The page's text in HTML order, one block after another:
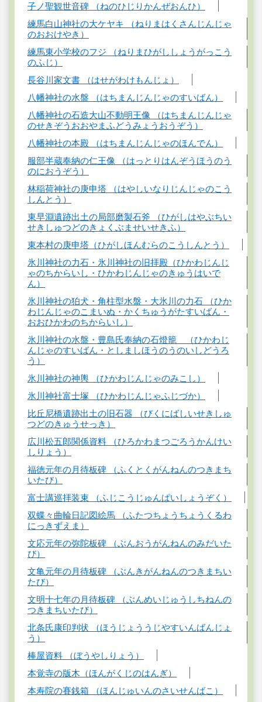
子ノ聖観世音碑 （ねのひじりかんぜおんひ）
練馬白山神社の大ケヤキ （ねりまはくさんじんじゃ
のおおけやき）
練馬東小学校のフジ （ねりまひがししょうがっこう
のふじ）
長谷川家文書 （はせがわけもんじょ）
八幡神社の水盤 （はちまんじんじゃのすいばん）
八幡神社の石造大山不動明王像 （はちまんじんじゃ
のせきぞうおおやまふどうみょうおうぞう）
八幡神社の本殿 （はちまんじんじゃのほんでん）
服部半蔵奉納の仁王像 （はっとりはんぞうほうのう
のにおうぞう）
林稲荷神社の庚申塔 （はやしいなりじんじゃのこう
しんとう）
東早淵遺跡出土の局部磨製石斧 （ひがしはやぶちい
せきしゅつどのきょくぶませいせきふ）
東本村の庚申塔（ひがしほんむらのこうしんとう）
氷川神社の力石・氷川神社の旧拝殿（ひかわじんじ
ゃのちからいし・ひかわじんじゃのきゅうはいで
ん）
氷川神社の狛犬・角柱型水盤・大氷川の力石 （ひか
わじんじゃのこまいぬ・かくちゅうがたすいばん・
おおひかわのちからいし）
氷川神社の水盤・豊島氏奉納の石燈籠 （ひかわじ
んじゃのすいばん・としましほうのうのいしどうろ
う）
氷川神社の神輿 （ひかわじんじゃのみこし）
氷川神社富士塚 （ひかわじんじゃふじづか）
比丘尼橋遺跡出土の旧石器 （びくにばしいせきしゅ
つどのきゅうせっき）
広川松五郎関係資料 （ひろかわまつごろうかんけい
しりょう）
福徳元年の月待板碑 （ふくとくがんねんのつきまち
いたび）
富士講巡拝装束 （ふじこうじゅんぱいしょうぞく）
双蝶々曲輪日記図絵馬 （ふたつちょうちょうくるわ
にっきずえま）
文応元年の弥陀板碑 （ぶんおうがんねんのみだいた
び）
文亀元年の月待板碑 （ぶんきがんねんのつきまちい
たび）
文明十七年の月待板碑 （ぶんめいじゅうしちねんの
つきまちいたび）
北条氏康印判状 （ほうじょううじやすいんばんじょ
う）
棒屋資料 （ぼうやしりょう）
本覚寺の版木（ほんがくじのはんぎ）
本寿院の賽銭箱 （ほんじゅいんのさいせんばこ）